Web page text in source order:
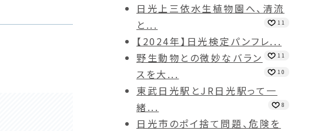
日光上三依水生植物園へ、清流
と...
11
【2024年】日光検定パンフレ...
11
野生動物との微妙なバラン
スを大...
10
東武日光駅とJR日光駅って一
緒...
8
日光市のポイ捨て問題、危険を